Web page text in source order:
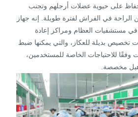
على حيوية عضلات أرجلهم وتجنب
الراحة في الفراش لفترة طويلة. إنه جهاز
مستشفيات العظام ومراكز إعادة
تخصيص بديلة للعكاز، والتي يمكنها ضبط
وفقًا للاحتياجات الخاصة للمستخدمين،
مخصصة.